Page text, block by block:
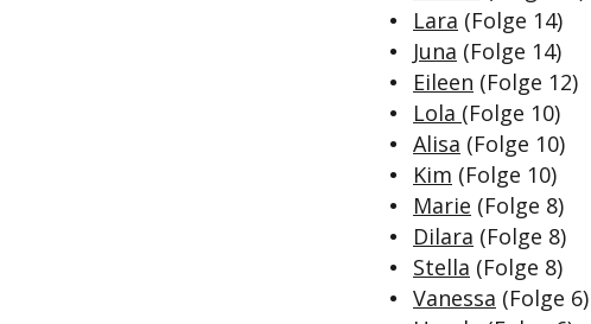
Lara (Folge 14)
Juna (Folge 14)
Eileen (Folge 12)
Lola (Folge 10)
Alisa (Folge 10)
Kim (Folge 10)
Marie (Folge 8)
Dilara (Folge 8)
Stella (Folge 8)
Vanessa (Folge 6)